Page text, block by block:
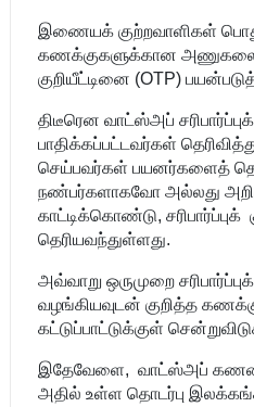
இணையக் குற்றவாளிகள்
கணக்குகளுக்கான அணுகலைப்
குறியீட்டினை (OTP)
திடீரென வாட்ஸ்அப்
பாதிக்கப்பட்டவர்கள்
செய்பவர்கள் பயனர்களைத்
நண்பர்களாகவோ அல்லது
காட்டிக்கொண்டு,
தெரியவந்துள்ளது.
அவ்வாறு ஒருமுறை
வழங்கியவுடன் குறித்த
கட்டுப்பாட்டுக்குள்
இதேவேளை, வாட்ஸ்அப்
அதில் உள்ள தொடர்பு